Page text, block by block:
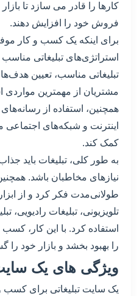
کارها را قادر می سازد تا
فروش خود را افزایش دهند.
برای اینکه یک کسب و کار موفق
استراتژی‌های تبلیغاتی
تبلیغاتی مناسب، تعیین
مشتریان از مهمترین
همچنین، استفاده از رسانه‌های
اینترنت و شبکه‌های
کمک کند.
به طور کلی، تبلیغات باید
نیازهای مخاطبان باشد.
طولانی‌مدت فکر کرد و از
تلویزیونی، تبلیغات رادیویی،
استفاده کرد. با این کار،
را بهبود بخشد و بازار خود
ویژگی های یک
یک سایت تبلیغاتی برای کسب